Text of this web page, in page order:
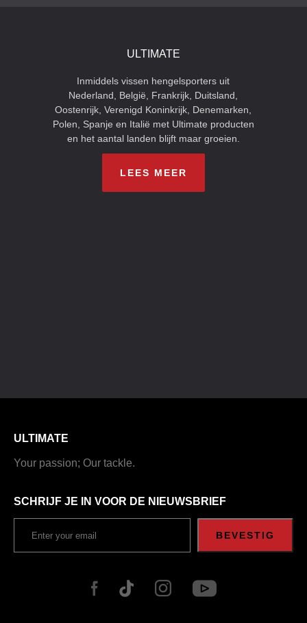
ULTIMATE
Inmiddels vissen hengelsporters uit
Nederland, België, Frankrijk, Duitsland,
Oostenrijk, Verenigd Koninkrijk, Denemarken,
Polen, Spanje en Italië met Ultimate producten
en het aantal landen blijft maar groeien.
LEES MEER
ULTIMATE
Your passion; Our tackle.
SCHRIJF JE IN VOOR DE NIEUWSBRIEF
BEVESTIG